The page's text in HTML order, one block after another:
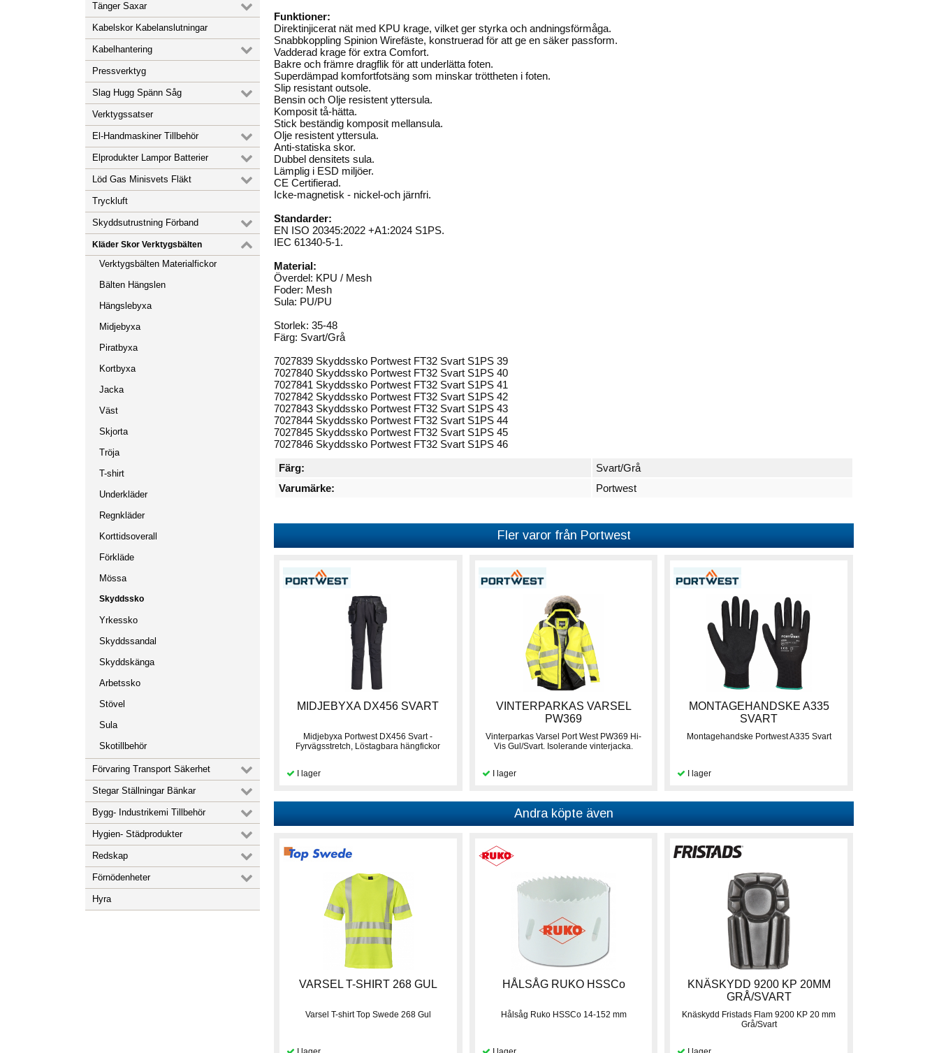
Tänger Saxar
Kabelskor Kabelanslutningar
Kabelhantering
Pressverktyg
Slag Hugg Spänn Såg
Verktygssatser
El-Handmaskiner Tillbehör
Elprodukter Lampor Batterier
Löd Gas Minisvets Fläkt
Tryckluft
Skyddsutrustning Förband
Kläder Skor Verktygsbälten
Verktygsbälten Materialfickor
Bälten Hängslen
Hängslebyxa
Midjebyxa
Piratbyxa
Kortbyxa
Jacka
Väst
Skjorta
Tröja
T-shirt
Underkläder
Regnkläder
Korttidsoverall
Förkläde
Mössa
Skyddssko
Yrkessko
Skyddssandal
Skyddskänga
Arbetssko
Stövel
Sula
Skotillbehör
Förvaring Transport Säkerhet
Stegar Ställningar Bänkar
Bygg- Industrikemi Tillbehör
Hygien- Städprodukter
Redskap
Förnödenheter
Hyra
Funktioner:
Direktinjicerat nät med KPU krage, vilket ger styrka och andningsförmåga.
Snabbkoppling Spinion Wirefäste, konstruerad för att ge en säker passform.
Vadderad krage för extra Comfort.
Bakre och främre dragflik för att underlätta foten.
Superdämpad komfortfotsäng som minskar tröttheten i foten.
Slip resistant outsole.
Bensin och Olje resistent yttersula.
Komposit tå-hätta.
Stick beständig komposit mellansula.
Olje resistent yttersula.
Anti-statiska skor.
Dubbel densitets sula.
Lämplig i ESD miljöer.
CE Certifierad.
Icke-magnetisk - nickel-och järnfri.
Standarder:
EN ISO 20345:2022 +A1:2024 S1PS.
IEC 61340-5-1.
Material:
Överdel: KPU / Mesh
Foder: Mesh
Sula: PU/PU
Storlek: 35-48
Färg: Svart/Grå
7027839 Skyddssko Portwest FT32 Svart S1PS 39
7027840 Skyddssko Portwest FT32 Svart S1PS 40
7027841 Skyddssko Portwest FT32 Svart S1PS 41
7027842 Skyddssko Portwest FT32 Svart S1PS 42
7027843 Skyddssko Portwest FT32 Svart S1PS 43
7027844 Skyddssko Portwest FT32 Svart S1PS 44
7027845 Skyddssko Portwest FT32 Svart S1PS 45
7027846 Skyddssko Portwest FT32 Svart S1PS 46
Färg:
Svart/Grå
Varumärke:
Portwest
Fler varor från Portwest
MIDJEBYXA DX456 SVART
Midjebyxa Portwest DX456 Svart -
Fyrvägsstretch, Löstagbara hängfickor
VINTERPARKAS VARSEL
PW369
Vinterparkas Varsel Port West PW369 Hi-
Vis Gul/Svart. Isolerande vinterjacka.
MONTAGEHANDSKE A335
SVART
Montagehandske Portwest A335 Svart
Andra köpte även
VARSEL T-SHIRT 268 GUL
Varsel T-shirt Top Swede 268 Gul
HÅLSÅG RUKO HSSCo
Hålsåg Ruko HSSCo 14-152 mm
KNÄSKYDD 9200 KP 20MM
GRÅ/SVART
Knäskydd Fristads Flam 9200 KP 20 mm
Grå/Svart